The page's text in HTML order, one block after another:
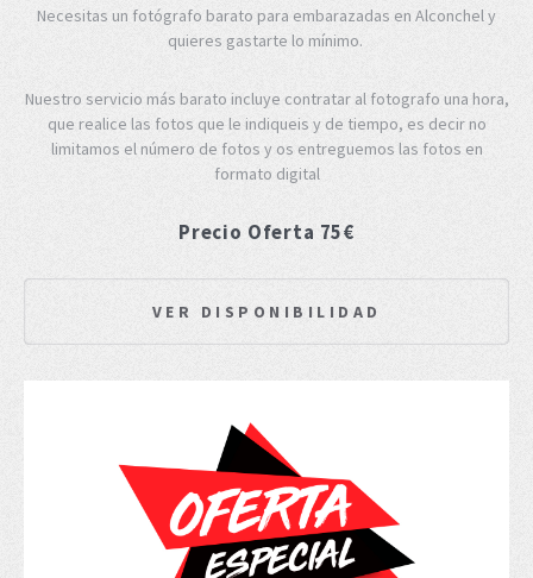
Necesitas un fotógrafo barato para embarazadas en Alconchel y
quieres gastarte lo mínimo.
Nuestro servicio más barato incluye contratar al fotografo una hora,
que realice las fotos que le indiqueis y de tiempo, es decir no
limitamos el número de fotos y os entreguemos las fotos en
formato digital
Precio Oferta 75€
VER DISPONIBILIDAD